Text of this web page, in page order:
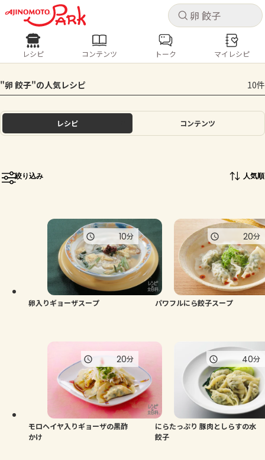
キャ
ログインするとレシピを保存できます
ログイン
ホーム
トーク
よくあるお問い合わせ
お買い物
キャ
レシピ コンテンツ
人気の食材・レシピ
きゅうり なす トマト とうもろこし
ピーマン
レシピ コンテンツ トーク マイレシピ
"卵 餃子"の人気レシピ 10件
レシピ コンテンツ
絞り込み 人気順
卵入りギョーザスープ
10分
パワフルにら餃子スープ
20分
モロヘイヤ入りギョーザの黒酢
かけ
20分
にらたっぷり 豚肉としらすの水
餃子
40分